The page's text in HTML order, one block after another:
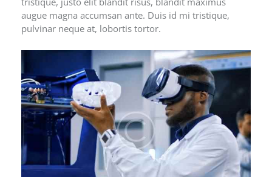
augue magna accumsan ante. Duis id mi tristique,
pulvinar neque at, lobortis tortor.